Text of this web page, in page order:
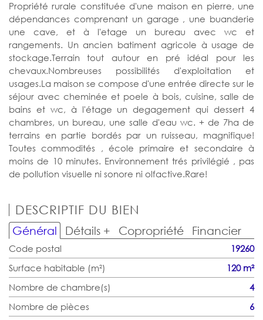
Propriété rurale constituée d'une maison en pierre, une
dépendances comprenant un garage , une buanderie
une cave, et à l'etage un bureau avec wc et
rangements. Un ancien batiment agricole à usage de
stockage.Terrain tout autour en pré idéal pour les
chevaux.Nombreuses possibilités d'exploitation et
usages.La maison se compose d'une entrée directe sur le
séjour avec cheminée et poele à bois, cuisine, salle de
bains et wc, à l'étage un degagement qui dessert 4
chambres, un bureau, une salle d'eau wc. + de 7ha de
terrains en partie bordés par un ruisseau, magnifique!
Toutes commodités , école primaire et secondaire à
moins de 10 minutes. Environnement trés privilégié , pas
de pollution visuelle ni sonore ni olfactive.Rare!
DESCRIPTIF DU BIEN
Général Détails + Copropriété Financier
Code postal
19260
Surface habitable (m²)
120 m²
Nombre de chambre(s)
4
Nombre de pièces
6